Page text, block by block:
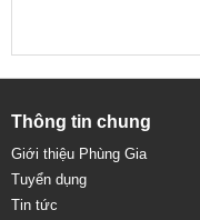
Thông tin chung
Giới thiệu Phùng Gia
Tuyển dụng
Tin tức